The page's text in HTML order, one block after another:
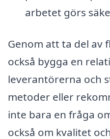
arbetet görs
Genom att ta del av
också bygga en
leverantörerna och
metoder eller
inte bara en fråga
också om kvalitet